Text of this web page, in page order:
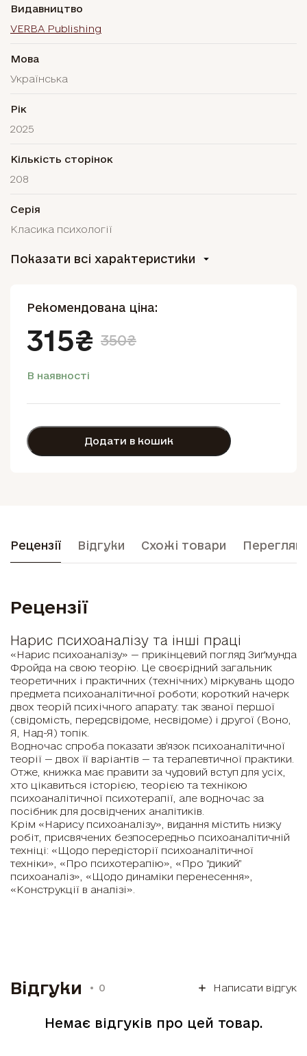
Видавництво
VERBA Publishing
Мова
Українська
Рік
2025
Кількість сторінок
208
Серія
Класика психології
Показати всі характеристики
Рекомендована ціна:
315₴ 350₴
В наявності
Додати в кошик
Рецензії Відгуки Схожі товари
Рецензії
Нарис психоаналізу та інші праці
«Нарис психоаналізу» — прикінцевий погляд Зиґмунда
Фройда на свою теорію. Це своєрідний загальник
теоретичних і практичних (технічних) міркувань щодо
предмета психоаналітичної роботи; короткий начерк
двох теорій психічного апарату: так званої першої
(свідомість, передсвідоме, несвідоме) і другої (Воно,
Я, Над-Я) топік.
Водночас спроба показати зв’язок психоаналітичної
теорії — двох її варіантів — та терапевтичної практики.
Отже, книжка має правити за чудовий вступ для усіх,
хто цікавиться історією, теорією та технікою
психоаналітичної психотерапії, але водночас за
посібник для досвідчених аналітиків.
Крім «Нарису психоаналізу», видання містить низку
робіт, присвячених безпосередньо психоаналітичній
техніці: «Щодо передісторії психоаналітичної
техніки», «Про психотерапію», «Про “дикий”
психоаналіз», «Щодо динаміки перенесення»,
«Конструкції в аналізі».
Відгуки 0 Написати відгук
Немає відгуків про цей товар.